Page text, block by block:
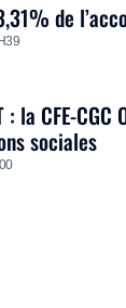
de
: la CFE-
sociales